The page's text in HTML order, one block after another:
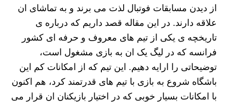
از دیدن مسابقات فوتبال لذت می برند و به تماشای ان
علاقه دارند. در این مقاله قصد داریم که درباره ی
تاریخچه ی یکی از تیم های معروف و حرفه ای کشور
فرانسه که در لیگ یک ان به بازی مشغول است،
توضیحاتی را ارایه دهیم. این تیم که از امکانات کم این
باشگاه شروع به بازی با تیم های قدرتمند کرد، هم اکنون
با امکانات بسیار خوبی که در اختیار بازیکنان ان قرار می